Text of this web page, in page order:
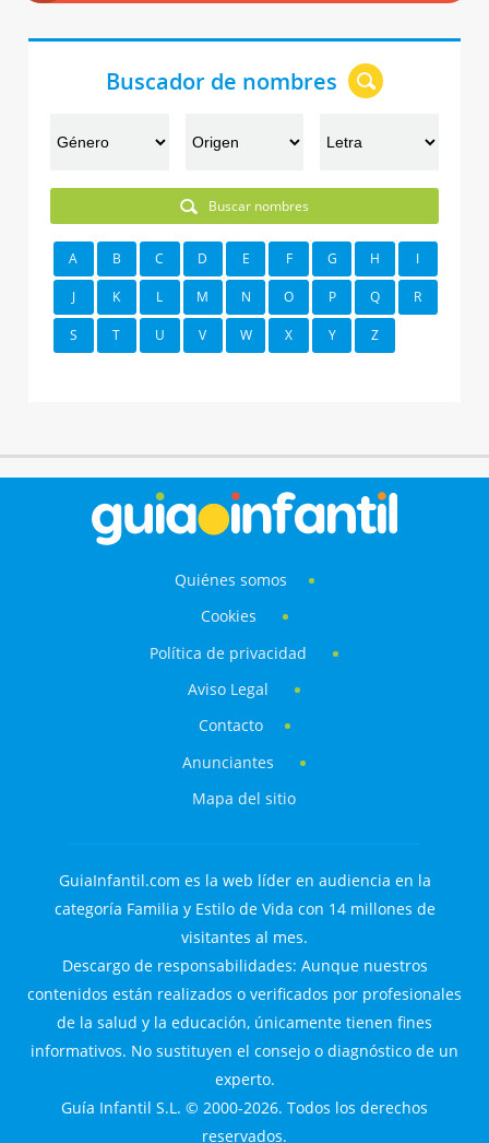
Buscador de nombres
Buscar nombres
A B C D E F G H I
J K L M N O P Q R
S T U V W X Y Z
Quiénes somos
Cookies
Política de privacidad
Aviso Legal
Contacto
Anunciantes
Mapa del sitio
GuiaInfantil.com es la web líder en audiencia en la
categoría Familia y Estilo de Vida con 14 millones de
visitantes al mes.
Descargo de responsabilidades: Aunque nuestros
contenidos están realizados o verificados por profesionales
de la salud y la educación, únicamente tienen fines
informativos. No sustituyen el consejo o diagnóstico de un
experto.
Guía Infantil S.L. © 2000-2026. Todos los derechos
reservados.